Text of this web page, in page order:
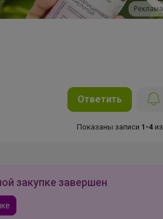
Реклама
Ответить
Показаны записи 1-4 из
закупке завершен